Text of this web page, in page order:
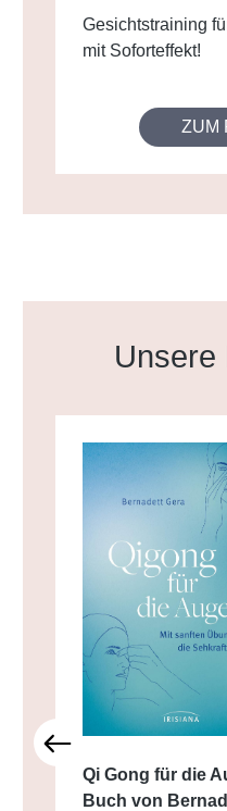
Gesichtstraining
mit Soforteffekt!
ZUM
Produktgalerie
Unsere
Qi Gong für die
Buch von